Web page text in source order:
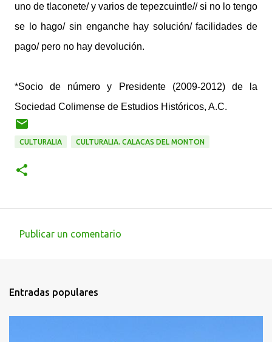
uno de tlaconete/ y varios de tepezcuintle// si no lo tengo
se lo hago/ sin enganche hay solución/ facilidades de
pago/ pero no hay devolución.
*Socio de número y Presidente (2009-2012) de la
Sociedad Colimense de Estudios Históricos, A.C.
CULTURALIA CULTURALIA. CALACAS DEL MONTON
e
n
Publicar un comentario
Entradas populares